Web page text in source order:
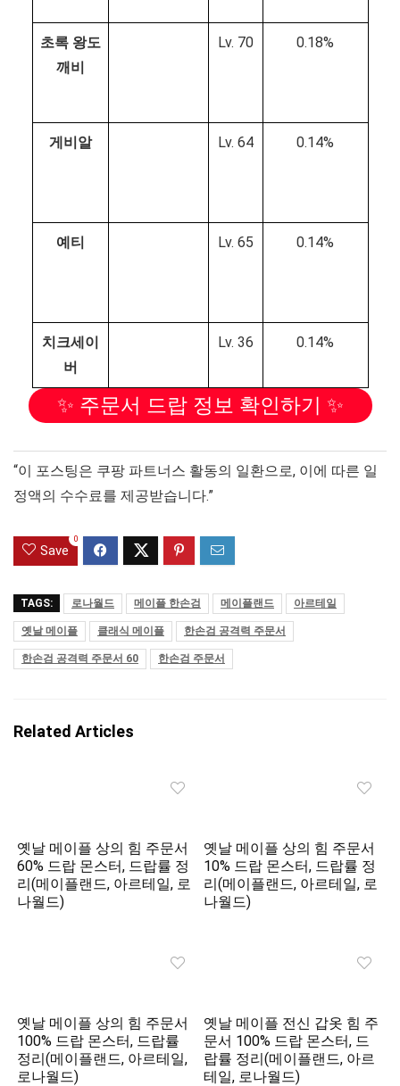
초록 왕도
깨비
Lv. 70 0.18%
게비알 Lv. 64 0.14%
예티 Lv. 65 0.14%
치크세이
버
Lv. 36 0.14%
✨ 주문서 드랍 정보 확인하기 ✨
“이 포스팅은 쿠팡 파트너스 활동의 일환으로, 이에 따른 일
정액의 수수료를 제공받습니다.”
Save
0
TAGS: 로나월드 메이플 한손검 메이플랜드 아르테일
옛날 메이플 클래식 메이플 한손검 공격력 주문서
한손검 공격력 주문서 60 한손검 주문서
Related Articles
옛날 메이플 상의 힘 주문서
60% 드랍 몬스터, 드랍률 정
리(메이플랜드, 아르테일, 로
나월드)
옛날 메이플 상의 힘 주문서
10% 드랍 몬스터, 드랍률 정
리(메이플랜드, 아르테일, 로
나월드)
옛날 메이플 상의 힘 주문서
100% 드랍 몬스터, 드랍률
정리(메이플랜드, 아르테일,
로나월드)
옛날 메이플 전신 갑옷 힘 주
문서 100% 드랍 몬스터, 드
랍률 정리(메이플랜드, 아르
테일, 로나월드)